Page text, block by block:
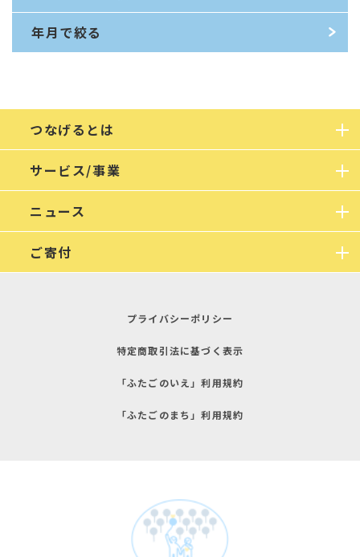
年月で絞る
つなげるとは
サービス/事業
ニュース
ご寄付
プライバシーポリシー
特定商取引法に基づく表示
「ふたごのいえ」利用規約
「ふたごのまち」利用規約